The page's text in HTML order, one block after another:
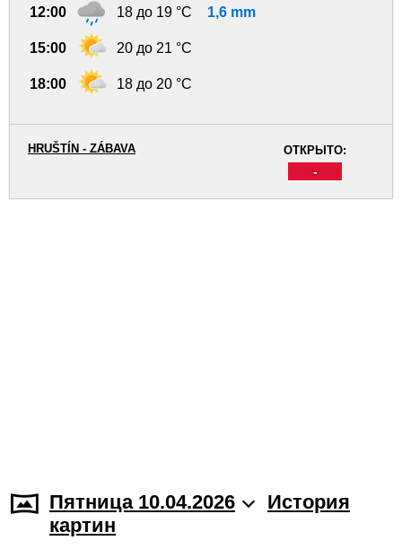
12:00 18 до 19 °C 1,6 mm
15:00 20 до 21 °C
18:00 18 до 20 °C
ОТКРЫТО:
-
HRUŠTÍN - ZÁBAVA
Пятница 10.04.2026
История
картин